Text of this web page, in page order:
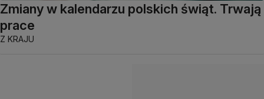
Zmiany w kalendarzu polskich świąt. Trwają
prace
Z KRAJU